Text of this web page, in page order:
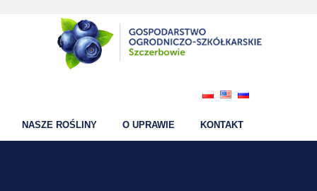
NASZE ROŚLINY O UPRAWIE KONTAKT